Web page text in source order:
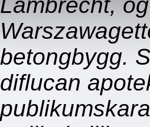
betongbygg.
diflucan